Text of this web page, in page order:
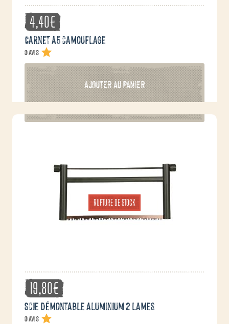
4,40€
Carnet A5 camouflage
0 avis
AJOUTER AU PANIER
RUPTURE DE STOCK
19,80€
Scie démontable aluminium 2 lames
0 avis